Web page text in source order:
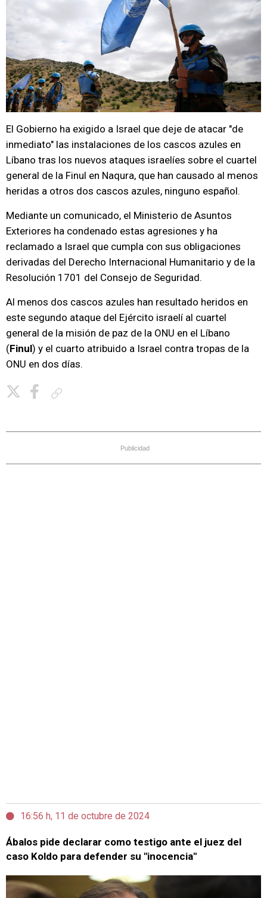
El Gobierno ha exigido a Israel que deje de atacar "de
inmediato" las instalaciones de los cascos azules en
Líbano tras los nuevos ataques israelíes sobre el cuartel
general de la Finul en Naqura, que han causado al menos
heridas a otros dos cascos azules, ninguno español.
Mediante un comunicado, el Ministerio de Asuntos
Exteriores ha condenado estas agresiones y ha
reclamado a Israel que cumpla con sus obligaciones
derivadas del Derecho Internacional Humanitario y de la
Resolución 1701 del Consejo de Seguridad.
Al menos dos cascos azules han resultado heridos en
este segundo ataque del Ejército israelí al cuartel
general de la misión de paz de la ONU en el Líbano
(Finul) y el cuarto atribuido a Israel contra tropas de la
ONU en dos días.
Publicidad
16:56 h, 11 de octubre de 2024
Ábalos pide declarar como testigo ante el juez del
caso Koldo para defender su "inocencia"